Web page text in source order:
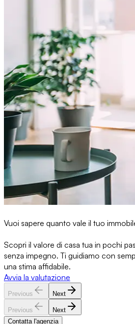
Vuoi sapere quanto vale il tuo
Scopri il valore di casa tua in pochi
senza impegno. Ti guidiamo con
una stima affidabile.
Avvia la valutazione
Previous Next
Previous
Next
Contatta l'agenzia